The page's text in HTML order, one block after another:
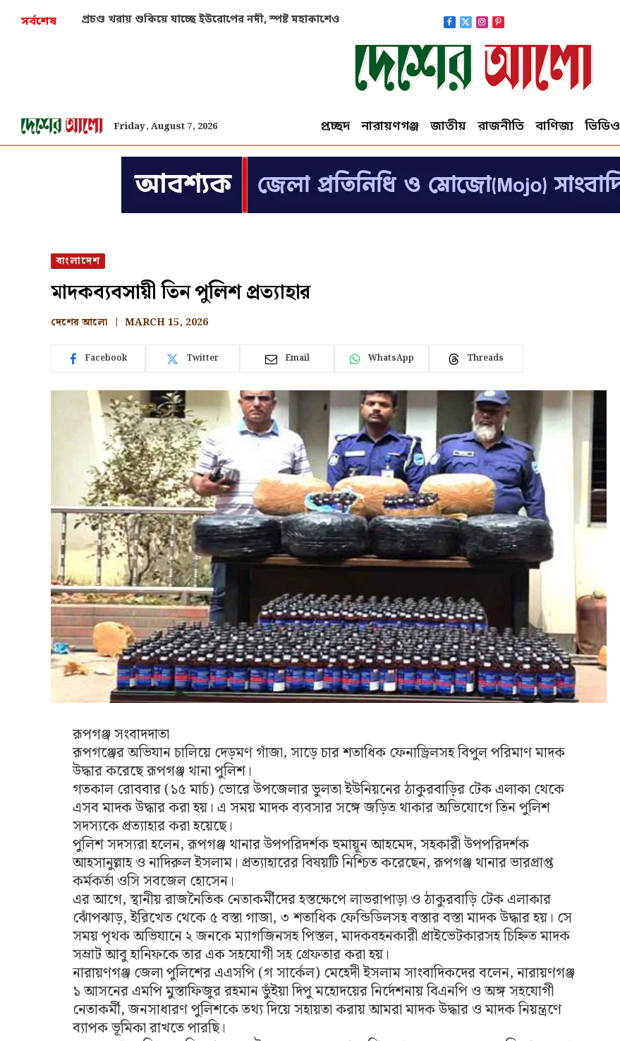
সর্বশেষ প্রচণ্ড খরায় শুকিয়ে যাচ্ছে ইউরোপের নদী, স্পষ্ট মহাকাশেও
Facebook
X
(Twitter)
Instagram
Pinterest
Friday, August 7, 2026 প্রচ্ছদ নারায়ণগঞ্জ জাতীয় রাজনীতি বাণিজ্য ভিডিও
বাংলাদেশ
মাদকব্যবসায়ী তিন পুলিশ প্রত্যাহার
দেশের আলো MARCH 15, 2026
Facebook Twitter Email WhatsApp Threads
রূপগঞ্জ সংবাদদাতা
রূপগঞ্জের অভিযান চালিয়ে দেড়মণ গাঁজা, সাড়ে চার শতাধিক ফেনাড্রিলসহ বিপুল পরিমাণ মাদক
উদ্ধার করেছে রূপগঞ্জ থানা পুলিশ।
গতকাল রোববার (১৫ মার্চ) ভোরে উপজেলার ভুলতা ইউনিয়নের ঠাকুরবাড়ির টেক এলাকা থেকে
এসব মাদক উদ্ধার করা হয়। এ সময় মাদক ব্যবসার সঙ্গে জড়িত থাকার অভিযোগে তিন পুলিশ
সদস্যকে প্রত্যাহার করা হয়েছে।
পুলিশ সদস্যরা হলেন, রূপগঞ্জ থানার উপপরিদর্শক হুমায়ূন আহমেদ, সহকারী উপপরিদর্শক
আহসানুল্লাহ ও নাদিরুল ইসলাম। প্রত্যাহারের বিষয়টি নিশ্চিত করেছেন, রূপগঞ্জ থানার ভারপ্রাপ্ত
কর্মকর্তা ওসি সবজেল হোসেন।
এর আগে, স্থানীয় রাজনৈতিক নেতাকর্মীদের হস্তক্ষেপে লাভরাপাড়া ও ঠাকুরবাড়ি টেক এলাকার
ঝোঁপঝাড়, ইরিখেত থেকে ৫ বস্তা গাজা, ৩ শতাধিক ফেন্ডিডিলসহ বস্তার বস্তা মাদক উদ্ধার হয়। সে
সময় পৃথক অভিযানে ২ জনকে ম্যাগজিনসহ পিস্তল, মাদকবহনকারী প্রাইভেটকারসহ চিহ্নিত মাদক
সম্রাট আবু হানিফকে তার এক সহযোগী সহ গ্রেফতার করা হয়।
নারায়ণগঞ্জ জেলা পুলিশের এএসপি (গ সার্কেল) মেহেদী ইসলাম সাংবাদিকদের বলেন, নারায়ণগঞ্জ
১ আসনের এমপি মুস্তাফিজুর রহমান ভুঁইয়া দিপু মহোদয়ের নির্দেশনায় বিএনপি ও অঙ্গ সহযোগী
নেতাকর্মী, জনসাধারণ পুলিশকে তথ্য দিয়ে সহায়তা করায় আমরা মাদক উদ্ধার ও মাদক নিয়ন্ত্রণে
ব্যাপক ভূমিকা রাখতে পারছি।